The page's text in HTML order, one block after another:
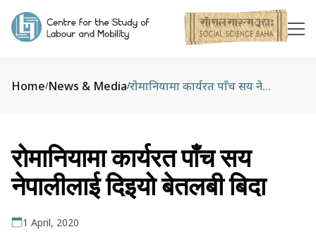
Home/News & Media/ रोमानियामा कार्यरत पाँच सय नेपालीलाई दिइयो बेतलबी बिदा
रोमानियामा कार्यरत पाँच सय
नेपालीलाई दिइयो बेतलबी बिदा
1 April, 2020